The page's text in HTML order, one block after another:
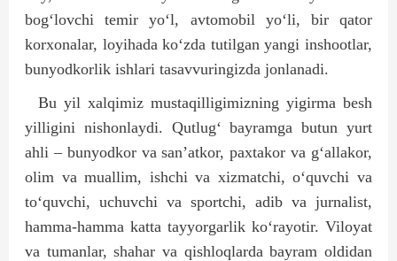
bog‘lovchi temir yo‘l, avtomobil yo‘li, bir qator
korxonalar, loyihada ko‘zda tutilgan yangi inshootlar,
bunyodkorlik ishlari tasavvuringizda jonlanadi.
Bu yil xalqimiz mustaqilligimizning yigirma besh
yilligini nishonlaydi. Qutlug‘ bayramga butun yurt
ahli – bunyodkor va san’atkor, paxtakor va g‘allakor,
olim va muallim, ishchi va xizmatchi, o‘quvchi va
to‘quvchi, uchuvchi va sportchi, adib va jurnalist,
hamma-hamma katta tayyorgarlik ko‘rayotir. Viloyat
va tumanlar, shahar va qishloqlarda bayram oldidan